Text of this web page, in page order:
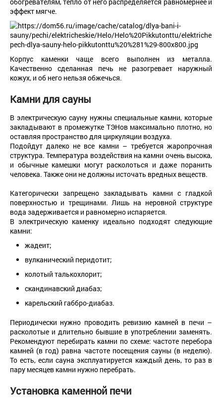
эффект мягче.
Корпус каменки чаще всего выполнен из металла.
Качественно сделанная печь не разогревает наружный
кожух, и об него нельзя обжечься.
Камнидля сауны
В электрическую сауну нужны специальные камни, которые
закладывают в промежутке ТЭНов максимально плотно, но
оставляя пространство для циркуляции воздуха.
Подойдут далеко не все камни – требуется жаропрочная
структура. Температура воздействия на камни очень высока,
и обычные камешки могут расколоться и даже поранить
человека. Также они не должны источать вредных веществ.
Категорически запрещено закладывать камни с гладкой
поверхностью и трещинами. Лишь на неровной структуре
вода задерживается и равномерно испаряется.
В электрическую каменку идеально подходят следующие
камни:
жадеит;
вулканический перидотит;
колотый талькохлорит;
скандинавский диабаз;
карельский габбро-диабаз.
Периодически нужно проводить ревизию камней в печи –
расколотые и длительно бывшие в употреблении заменять.
Рекомендуют перебирать камни по схеме: частоте перебора
камней (в год) равна частоте посещения сауны (в неделю).
То есть, если сауна эксплуатируется каждый день, то раз в
пару месяцев камни нужно перебрать.
Установка каменной печи